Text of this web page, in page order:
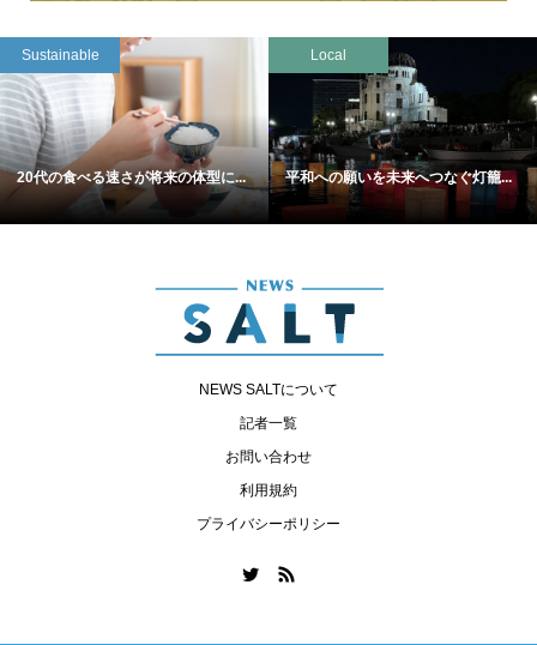
Sustainable
20代の食べる速さが将来の体型に...
Local
平和への願いを未来へつなぐ灯籠...
NEWS SALTについて
記者一覧
お問い合わせ
利用規約
プライバシーポリシー